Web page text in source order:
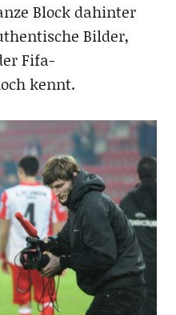
Block dahinter
Bilder,
Fifa-
kennt.